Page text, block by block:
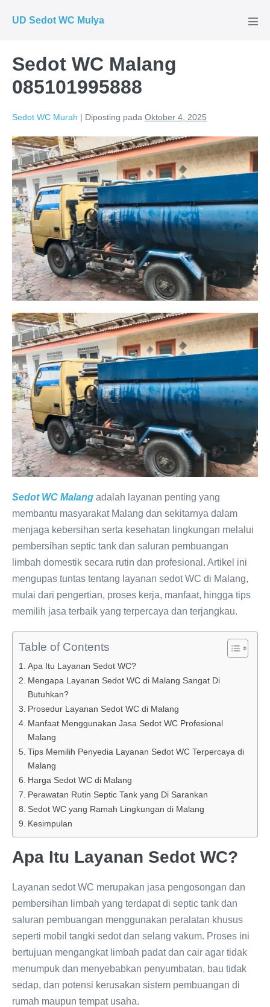
UD Sedot WC Mulya
Sedot WC Malang
085101995888
Sedot WC Murah | Diposting pada Oktober 4, 2025
Sedot WC Malang adalah layanan penting yang
membantu masyarakat Malang dan sekitarnya dalam
menjaga kebersihan serta kesehatan lingkungan melalui
pembersihan septic tank dan saluran pembuangan
limbah domestik secara rutin dan profesional. Artikel ini
mengupas tuntas tentang layanan sedot WC di Malang,
mulai dari pengertian, proses kerja, manfaat, hingga tips
memilih jasa terbaik yang terpercaya dan terjangkau.
Table of Contents
Apa Itu Layanan Sedot WC?
Mengapa Layanan Sedot WC di Malang Sangat Di
Butuhkan?
Prosedur Layanan Sedot WC di Malang
Manfaat Menggunakan Jasa Sedot WC Profesional
Malang
Tips Memilih Penyedia Layanan Sedot WC Terpercaya di
Malang
Harga Sedot WC di Malang
Perawatan Rutin Septic Tank yang Di Sarankan
Sedot WC yang Ramah Lingkungan di Malang
Kesimpulan
Apa Itu Layanan Sedot WC?
Layanan sedot WC merupakan jasa pengosongan dan
pembersihan limbah yang terdapat di septic tank dan
saluran pembuangan menggunakan peralatan khusus
seperti mobil tangki sedot dan selang vakum. Proses ini
bertujuan mengangkat limbah padat dan cair agar tidak
menumpuk dan menyebabkan penyumbatan, bau tidak
sedap, dan potensi kerusakan sistem pembuangan di
rumah maupun tempat usaha.